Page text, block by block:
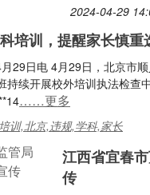
2024-04-29
培训，提醒家长慎重
29日电 4月29日，北京市
持续开展校外培训执法检
……更多
训,北京,违规,学科,家长
江西省宜春
传